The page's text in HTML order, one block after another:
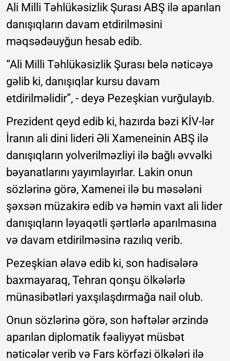
Ali Milli Təhlükəsizlik Şurası ABŞ ilə aparılan
danışıqların davam etdirilməsini
məqsədəuyğun hesab edib.
“Ali Milli Təhlükəsizlik Şurası belə nəticəyə
gəlib ki, danışıqlar kursu davam
etdirilməlidir”, - deyə Pezeşkian vurğulayıb.
Prezident qeyd edib ki, hazırda bəzi KİV-lər
İranın ali dini lideri Əli Xameneinin ABŞ ilə
danışıqların yolverilməzliyi ilə bağlı əvvəlki
bəyanatlarını yayımlayırlar. Lakin onun
sözlərinə görə, Xamenei ilə bu məsələni
şəxsən müzakirə edib və həmin vaxt ali lider
danışıqların ləyaqətli şərtlərlə aparılmasına
və davam etdirilməsinə razılıq verib.
Pezeşkian əlavə edib ki, son hadisələrə
baxmayaraq, Tehran qonşu ölkələrlə
münasibətləri yaxşılaşdırmağa nail olub.
Onun sözlərinə görə, son həftələr ərzində
aparılan diplomatik fəaliyyət müsbət
nəticələr verib və Fars körfəzi ölkələri ilə